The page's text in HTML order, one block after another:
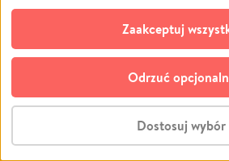
Stwórz zbiórkę - za
Pogrzeb
Społeczność lokalna
Kultura
© CROWDING SP. Z
opcjonalnych plików
technologii do celów analitycznych i
zgodę na ich stosowanie lub jej odmówić. W
możliwość zmiany swoich preferencji na stronie
do której link znajdziesz w stopce serwisu
cookie wykorzystywane są w następujących
działanie serwisu Pomagam.pl. Dzięki nim
użytkownicy korzystają z naszego serwisu –
Dostosuj wybór
Odrzuć
Zaakceptuj